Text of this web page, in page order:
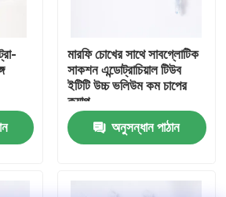
মারফি চোখের সাথে সাবগ্লোটিক
সাকশন এন্ডোট্রাচিয়াল টিউব
ইটিটি উচ্চ ভলিউম কম চাপের
ক্যাপ
অনুসন্ধান পাঠান